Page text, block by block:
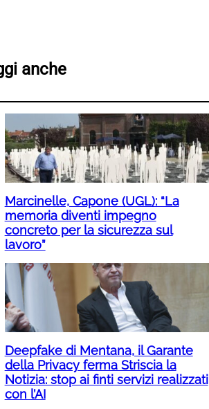
anche
Marcinelle, Capone (UGL): “La
memoria diventi impegno
concreto per la sicurezza sul
lavoro”
Deepfake di Mentana, il Garante
della Privacy ferma Striscia la
Notizia: stop ai finti servizi realizzati
con l’AI